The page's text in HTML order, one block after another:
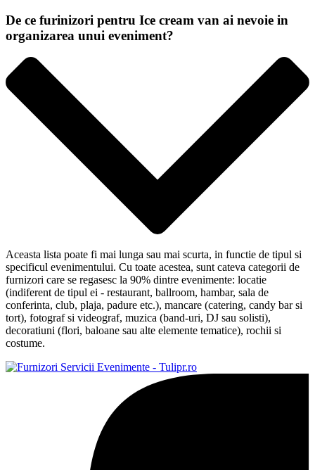
De ce furinizori pentru Ice cream van ai nevoie in
organizarea unui eveniment?
Aceasta lista poate fi mai lunga sau mai scurta, in functie de tipul si
specificul evenimentului. Cu toate acestea, sunt cateva categorii de
furnizori care se regasesc la 90% dintre evenimente: locatie
(indiferent de tipul ei - restaurant, ballroom, hambar, sala de
conferinta, club, plaja, padure etc.), mancare (catering, candy bar si
tort), fotograf si videograf, muzica (band-uri, DJ sau solisti),
decoratiuni (flori, baloane sau alte elemente tematice), rochii si
costume.